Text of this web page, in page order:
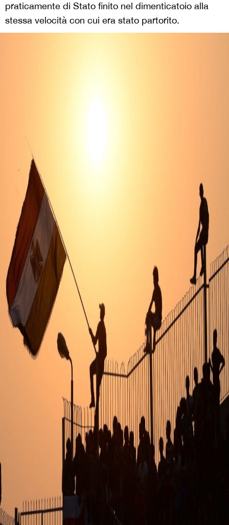
praticamente di Stato finito nel dimenticatoio alla
stessa velocità con cui era stato partorito.